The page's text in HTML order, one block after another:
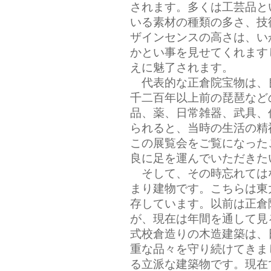
されます。多くは工芸品
いる素材の種類の多さ、
ザインセンスの高さは、
かとい事を見せてくれま
えに魅了されます。
代表的な正倉院宝物は、
千二百年以上前の琵琶な
品、薬、日常雑器、武具
られると、当時の生活の
この展覧会をご覧になっ
良に足を運んでいただき
そして、その時忘れては
まり建物です。こちらは
存しています。以前は正
が、現在は年間を通して
式校倉造りの木造建築は
重な品々を守り続けてき
る立派な建築物です。現